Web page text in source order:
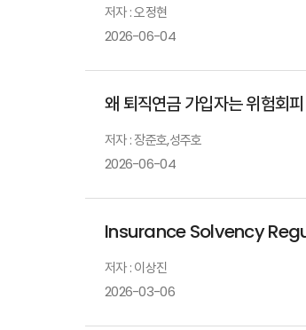
저자 : 오정현
2026-06-04
왜 퇴직연금 가입자는 위험회
저자 : 장준호,성주호
2026-06-04
Insurance Solvency
저자 : 이상진
2026-03-06